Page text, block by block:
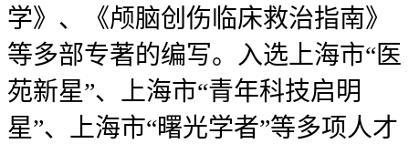
学》、《颅脑创伤临床救治指南》
等多部专著的编写。入选上海市“医
苑新星”、上海市“青年科技启明
星”、上海市“曙光学者”等多项人才